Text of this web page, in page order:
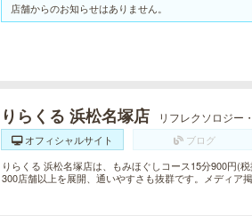
店舗からのお知らせはありません。
りらくる 浜松名塚店 リフレクソロジー
オフィシャルサイト
ブログ
りらくる 浜松名塚店は、もみほぐしコース15分900円(
300店舗以上を展開、通いやすさも抜群です。メディア掲